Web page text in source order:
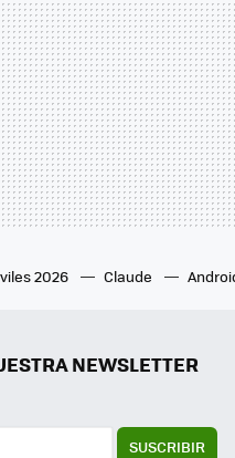
2026 Claude
NEWSLETTER
SUSCRIBIR